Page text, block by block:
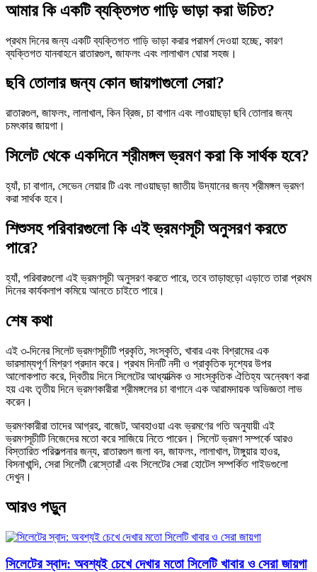
আমার কি একটি ব্যক্তিগত গাড়ি ভাড়া করা উচিত?
প্রথম দিনের জন্য একটি ব্যক্তিগত গাড়ি ভাড়া করার পরামর্শ দেওয়া হচ্ছে, কারণ
ব্যক্তিগত যানবাহনে রাতারগুল, জাফলং এবং লালাখাল ঘোরা সহজ।
ছবি তোলার জন্য কোন জায়গাগুলো সেরা?
রাতারগুল, জাফলং, লালাখাল, কিন ব্রিজ, চা বাগান এবং লাওয়াছড়া ছবি তোলার জন্য
চমৎকার জায়গা।
সিলেট থেকে একদিনে শ্রীমঙ্গল ভ্রমণ করা কি সার্থক হবে?
হ্যাঁ, চা বাগান, সেভেন লেয়ার টি এবং লাওয়াছড়া জাতীয় উদ্যানের জন্য শ্রীমঙ্গল ভ্রমণ
করা সার্থক হবে।
শিশুসহ পরিবারগুলো কি এই ভ্রমণসূচী অনুসরণ করতে
পারে?
হ্যাঁ, পরিবারগুলো এই ভ্রমণসূচী অনুসরণ করতে পারে, তবে তাড়াহুড়ো এড়াতে তারা প্রথম
দিনের কার্যকলাপ কমিয়ে আনতে চাইতে পারে।
শেষ কথা
এই ৩-দিনের সিলেট ভ্রমণসূচীটি প্রকৃতি, সংস্কৃতি, খাবার এবং বিশ্রামের এক
ভারসাম্যপূর্ণ মিশ্রণ প্রদান করে। প্রথম দিনটি নদী ও প্রাকৃতিক দৃশ্যের উপর
আলোকপাত করে, দ্বিতীয় দিনে সিলেটের আধ্যাত্মিক ও সাংস্কৃতিক ঐতিহ্য অন্বেষণ করা
হয় এবং তৃতীয় দিনে ভ্রমণকারীরা শ্রীমঙ্গলের চা বাগানে এক আরামদায়ক অভিজ্ঞতা লাভ
করেন।
ভ্রমণকারীরা তাদের আগ্রহ, বাজেট, আবহাওয়া এবং ভ্রমণের গতি অনুযায়ী এই
ভ্রমণসূচীটি নিজেদের মতো করে সাজিয়ে নিতে পারেন। সিলেট ভ্রমণ সম্পর্কে আরও
বিস্তারিত পরিকল্পনার জন্য, রাতারগুল জলা বন, জাফলং, লালাখাল, টাঙ্গুয়ার হাওর,
বিসনাখান্দি, সেরা সিলেটী রেস্তোরাঁ এবং সিলেটের সেরা হোটেল সম্পর্কিত গাইডগুলো
দেখুন।
আরও পড়ুন
সিলেটের স্বাদ: অবশ্যই চেখে দেখার মতো সিলেটি খাবার ও সেরা জায়গা